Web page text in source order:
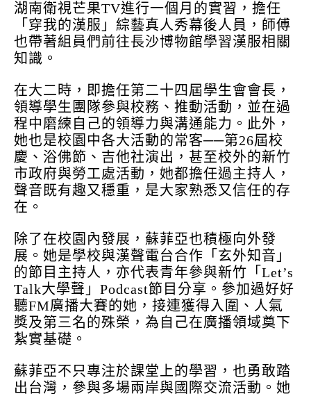
湖南衛視芒果TV進行一個月的實習，擔任
「穿我的漢服」綜藝真人秀幕後人員，師傅
也帶著組員們前往長沙博物館學習漢服相關
知識。
在大二時，即擔任第二十四屆學生會會長，
領導學生團隊參與校務、推動活動，並在過
程中磨練自己的領導力與溝通能力。此外，
她也是校園中各大活動的常客──第26屆校
慶、浴佛節、吉他社演出，甚至校外的新竹
市政府與勞工處活動，她都擔任過主持人，
聲音既有趣又穩重，是大家熟悉又信任的存
在。
除了在校園內發展，蘇菲亞也積極向外發
展。她是學校與漢聲電台合作「玄外知音」
的節目主持人，亦代表青年參與新竹「Let’s
Talk大學聲」Podcast節目分享。參加過好好
聽FM廣播大賽的她，接連獲得入圍、人氣
獎及第三名的殊榮，為自己在廣播領域奠下
紮實基礎。
蘇菲亞不只專注於課堂上的學習，也勇敢踏
出台灣，參與多場兩岸與國際交流活動。她